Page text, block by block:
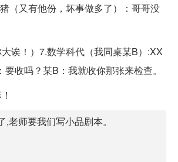
（又有他份，坏事做多了）：哥哥没
大诶！）7.数学科代（我同桌某B）:XX
收吗？某B：我就收你那张来检查。
,老师要我们写小品剧本。